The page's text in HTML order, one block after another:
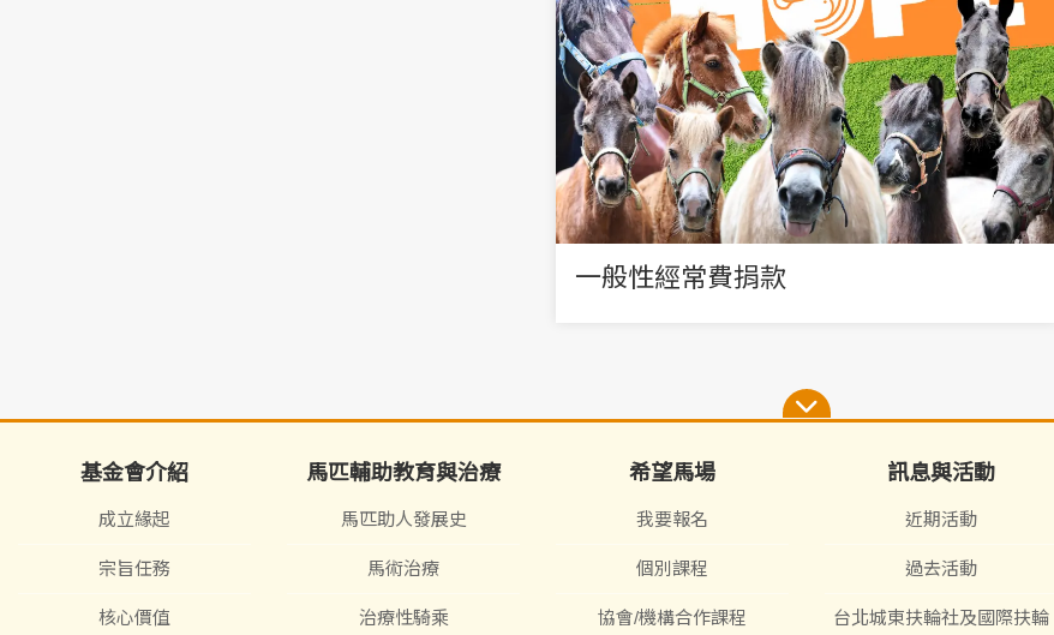
一般性經常費捐款
基金會介紹
成立緣起
宗旨任務
核心價值
馬匹輔助教育與治療
馬匹助人發展史
馬術治療
治療性騎乘
希望馬場
我要報名
個別課程
協會/機構合作課程
訊息與活動
近期活動
過去活動
台北城東扶輪社及國際扶輪